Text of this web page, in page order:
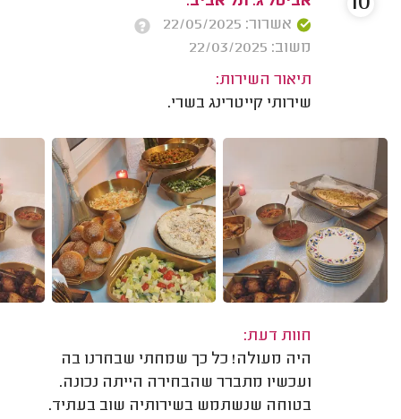
אשרור: 22/05/2025
משוב: 22/03/2025
תיאור השירות:
שירותי קייטרינג בשרי.
חוות דעת:
היה מעולה! כל כך שמחתי שבחרנו בה
ועכשיו מתברר שהבחירה הייתה נכונה.
בטוחה שנשתמש בשירותיה שוב בעתיד.